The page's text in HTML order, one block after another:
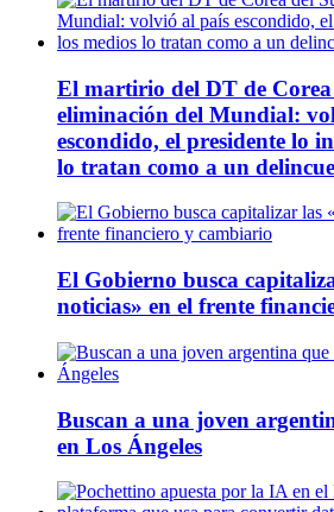
El martirio del DT de
eliminación del Mundial:
escondido, el presidente lo
lo tratan como a un
El Gobierno busca
noticias» en el frente
Buscan a una joven
en Los Ángeles